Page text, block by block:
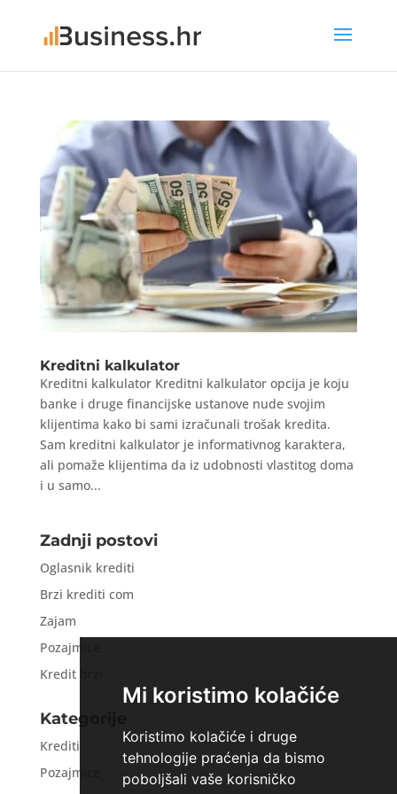
Mi koristimo kolačiće
Koristimo kolačiće i druge
tehnologije praćenja da bismo
poboljšali vaše korisničko
Kreditni kalkulator
Kreditni kalkulator Kreditni kalkulator opcija je koju
banke i druge financijske ustanove nude svojim
klijentima kako bi sami izračunali trošak kredita.
Sam kreditni kalkulator je informativnog karaktera,
ali pomaže klijentima da iz udobnosti vlastitog doma
i u samo...
Zadnji postovi
Oglasnik krediti
Brzi krediti com
Zajam
Pozajmice
Kredit brzi
Kategorije
Krediti
Pozajmice